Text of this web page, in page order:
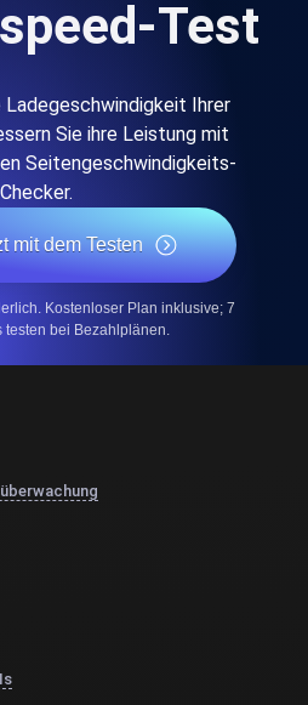
Test
Ladegeschwindigkeit Ihrer
Sie ihre Leistung mit
Seitengeschwindigkeits-
Checker.
mit dem Testen
Kostenloser Plan inklusive; 7
testen bei Bezahlplänen.